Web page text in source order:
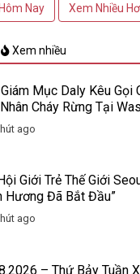
Hôm Nay Xem Nhiều
Xem nhiều
Mục Daly Kêu Gọi
Cháy Rừng Tại
ago
Giới Trẻ Thế Giới
Hương Đã Bắt Đầu”
ago
– Thứ Bảy Tuần